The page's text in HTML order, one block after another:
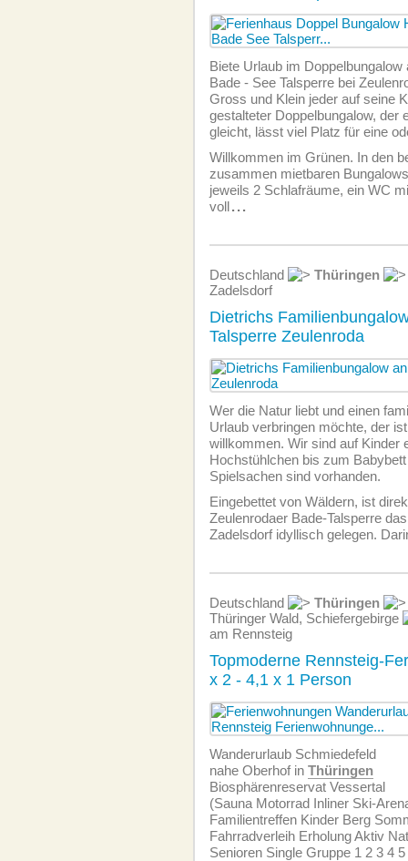
Biete Urlaub im
Bade - See Talsperre bei
Gross und Klein jeder auf seine
gestalteter Doppelbungalow, der
gleicht, lässt viel Platz für eine
Willkommen im Grünen. In den
zusammen mietbaren
jeweils 2 Schlafräume, ein WC
voll...
Deutschland Thüringen
Zadelsdorf
Dietrichs
Talsperre Zeulenroda
Wer die Natur liebt und einen
Urlaub verbringen möchte, der
willkommen. Wir sind auf Kinder
Hochstühlchen bis zum
Spielsachen sind vorhanden.
Eingebettet von Wäldern, ist
Zeulenrodaer Bade-Talsperre
Zadelsdorf idyllisch gelegen.
Deutschland
Thüringen
Thüringer Wald, Schiefergebirge
am Rennsteig
Topmoderne Rennsteig-
x 2 - 4,1 x 1 Person
Wanderurlaub Schmiedefeld
nahe Oberhof in Thüringen
Biosphärenreservat Vessertal
(Sauna Motorrad Inliner Ski-
Familientreffen Kinder Berg
Fahrradverleih Erholung Aktiv
Senioren Single Gruppe 1 2 3 4